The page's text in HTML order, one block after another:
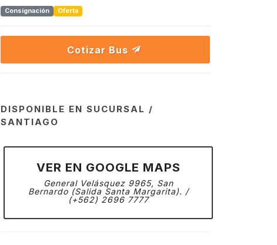
Consignación Oferta
Cotizar Bus
DISPONIBLE EN SUCURSAL /
SANTIAGO
VER EN GOOGLE MAPS
General Velásquez 9965, San
Bernardo (Salida Santa Margarita). /
(+562) 2696 7777